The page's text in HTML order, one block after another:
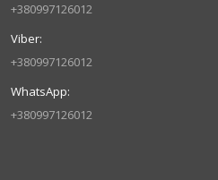
+380997126012
+380997126012
+380997126012